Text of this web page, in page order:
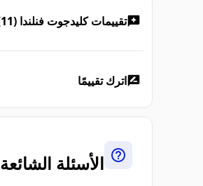
تقييمات كليدجوت فنلندا (11)
اترك تقييمًا
الأسئلة الشائعة